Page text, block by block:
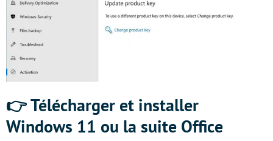
👉 Télécharger et installer
Windows 11 ou la suite Office